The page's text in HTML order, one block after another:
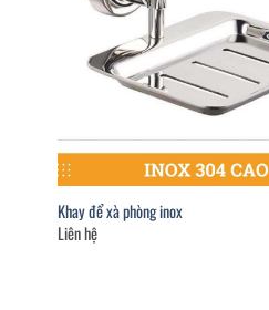
Khay để xà phòng inox
Liên hệ